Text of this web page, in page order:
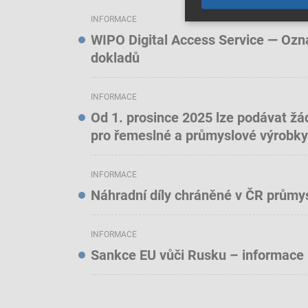
INFORMACE
WIPO Digital Access Service —
dokladů
INFORMACE
Od 1. prosince 2025 lze podávat
pro řemeslné a průmyslové výrobky
INFORMACE
Náhradní díly chráněné v ČR
INFORMACE
Sankce EU vůči Rusku –